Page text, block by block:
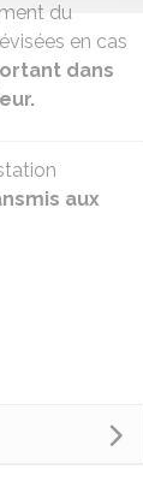
du
en cas
dans
aux